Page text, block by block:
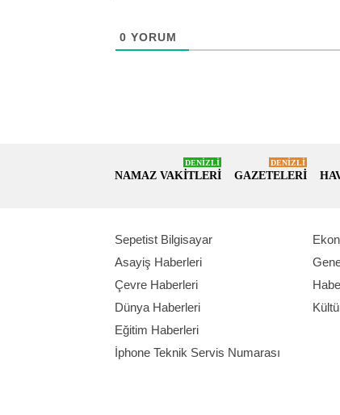
0 YORUM
NAMAZ VAKİTLERİ
DENİZLİ
GAZETELERİ
DENİZLİ
Sepetist Bilgisayar
Asayiş Haberleri
Çevre Haberleri
Dünya Haberleri
Eğitim Haberleri
İphone Teknik Servis Numarası